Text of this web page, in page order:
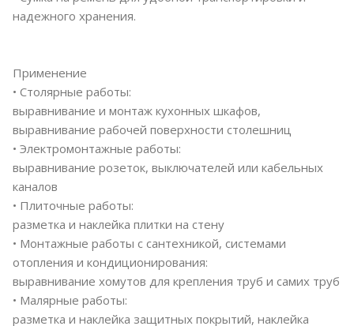
надежного хранения.
Применение
• Столярные работы:
выравнивание и монтаж кухонных шкафов,
выравнивание рабочей поверхности столешниц
• Электромонтажные работы:
выравнивание розеток, выключателей или кабельных
каналов
• Плиточные работы:
разметка и наклейка плитки на стену
• Монтажные работы с сантехникой, системами
отопления и кондиционирования:
выравнивание хомутов для крепления труб и самих труб
• Малярные работы:
разметка и наклейка защитных покрытий, наклейка